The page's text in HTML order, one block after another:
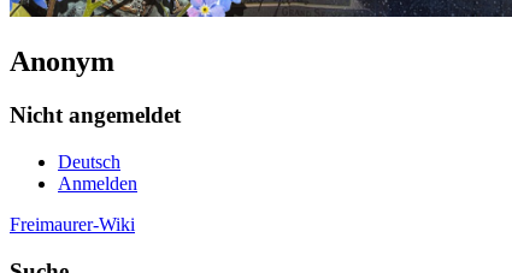
Anonym
Nicht angemeldet
Deutsch
Anmelden
Freimaurer-Wiki